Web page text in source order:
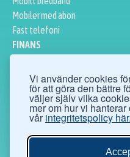
Vi använder cookies
för att göra den bättre
väljer själv vilka
mer om hur vi
vår integritetspolicy här.
Mobiler med abon
Fast telefoni
FINANS
Företagslån
Sparkonto
Bolån
Aktier
ÖVRIGT